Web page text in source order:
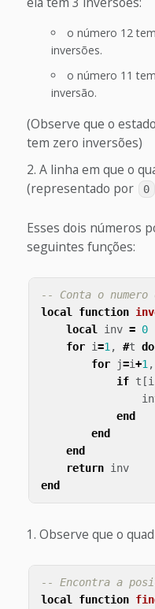
o número 12
inversões.
o número 11
inversão.
(Observe que o
tem zero inversões)
A linha em que o
(representado por
0
Esses dois números
seguintes funções:
-- Conta o
local function
local inv = 0
for i=1, #t do
for
j=i+1,
if t [i
end
end
end
return inv
end
Observe que o
-- Encontra a
local function